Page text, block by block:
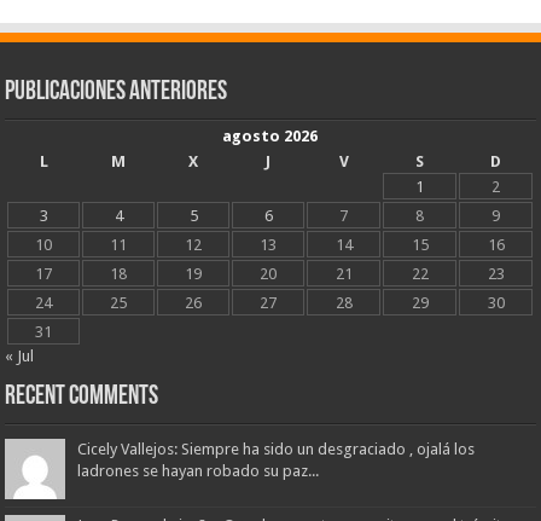
Publicaciones Anteriores
agosto 2026
L
M X J V S
D
1
2
3
4 5 6 7 8
9
10
11 12 13 14 15
16
17
18 19 20 21 22
23
24
25 26 27 28 29
30
31
« Jul
Recent Comments
Cicely Vallejos: Siempre ha sido un desgraciado , ojalá los
ladrones se hayan robado su paz...